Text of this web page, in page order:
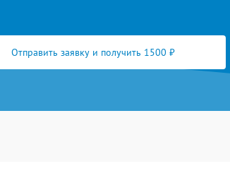
Отправить заявку и получить 1500 ₽